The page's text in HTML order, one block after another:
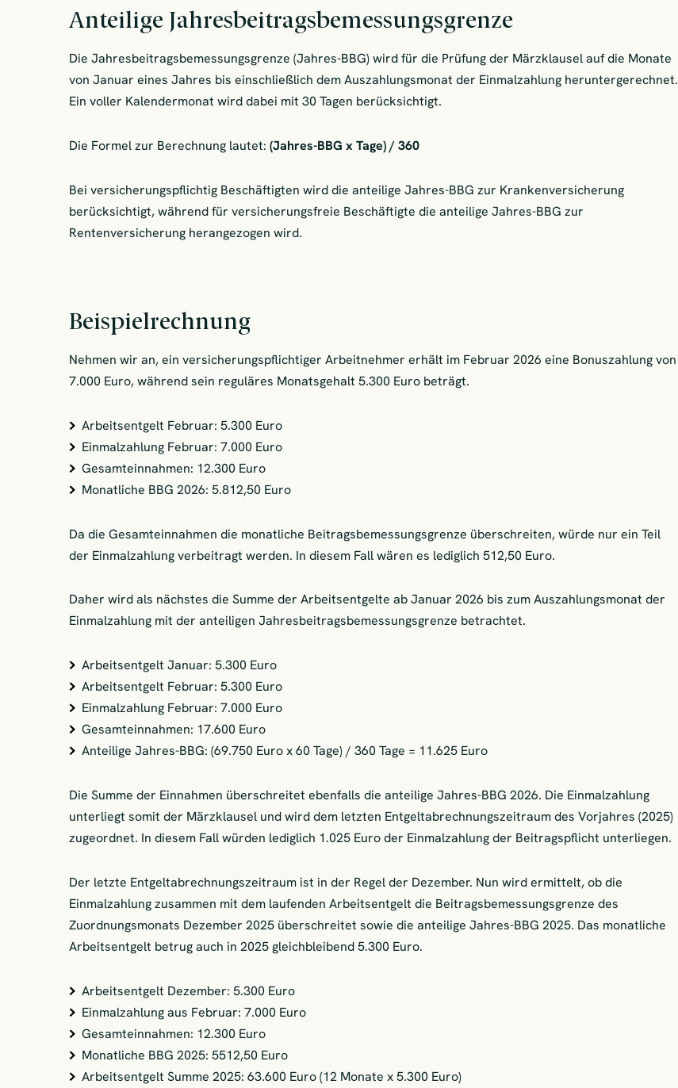
Anteilige Jahresbeitragsbemessungsgrenze
Die Jahresbeitragsbemessungsgrenze (Jahres-BBG) wird für die Prüfung der Märzklausel auf die Monate
von Januar eines Jahres bis einschließlich dem Auszahlungsmonat der Einmalzahlung heruntergerechnet.
Ein voller Kalendermonat wird dabei mit 30 Tagen berücksichtigt.
Die Formel zur Berechnung lautet: (Jahres-BBG x Tage) / 360
Bei versicherungspflichtig Beschäftigten wird die anteilige Jahres-BBG zur Krankenversicherung
berücksichtigt, während für versicherungsfreie Beschäftigte die anteilige Jahres-BBG zur
Rentenversicherung herangezogen wird.
Beispielrechnung
Nehmen wir an, ein versicherungspflichtiger Arbeitnehmer erhält im Februar 2026 eine Bonuszahlung von
7.000 Euro, während sein reguläres Monatsgehalt 5.300 Euro beträgt.
Arbeitsentgelt Februar: 5.300 Euro
Einmalzahlung Februar: 7.000 Euro
Gesamteinnahmen: 12.300 Euro
Monatliche BBG 2026: 5.812,50 Euro
Da die Gesamteinnahmen die monatliche Beitragsbemessungsgrenze überschreiten, würde nur ein Teil
der Einmalzahlung verbeitragt werden. In diesem Fall wären es lediglich 512,50 Euro.
Daher wird als nächstes die Summe der Arbeitsentgelte ab Januar 2026 bis zum Auszahlungsmonat der
Einmalzahlung mit der anteiligen Jahresbeitragsbemessungsgrenze betrachtet.
Arbeitsentgelt Januar: 5.300 Euro
Arbeitsentgelt Februar: 5.300 Euro
Einmalzahlung Februar: 7.000 Euro
Gesamteinnahmen: 17.600 Euro
Anteilige Jahres-BBG: (69.750 Euro x 60 Tage) / 360 Tage = 11.625 Euro
Die Summe der Einnahmen überschreitet ebenfalls die anteilige Jahres-BBG 2026. Die Einmalzahlung
unterliegt somit der Märzklausel und wird dem letzten Entgeltabrechnungszeitraum des Vorjahres (2025)
zugeordnet. In diesem Fall würden lediglich 1.025 Euro der Einmalzahlung der Beitragspflicht unterliegen.
Der letzte Entgeltabrechnungszeitraum ist in der Regel der Dezember. Nun wird ermittelt, ob die
Einmalzahlung zusammen mit dem laufenden Arbeitsentgelt die Beitragsbemessungsgrenze des
Zuordnungsmonats Dezember 2025 überschreitet sowie die anteilige Jahres-BBG 2025. Das monatliche
Arbeitsentgelt betrug auch in 2025 gleichbleibend 5.300 Euro.
Arbeitsentgelt Dezember: 5.300 Euro
Einmalzahlung aus Februar: 7.000 Euro
Gesamteinnahmen: 12.300 Euro
Monatliche BBG 2025: 5512,50 Euro
Arbeitsentgelt Summe 2025: 63.600 Euro (12 Monate x 5.300 Euro)